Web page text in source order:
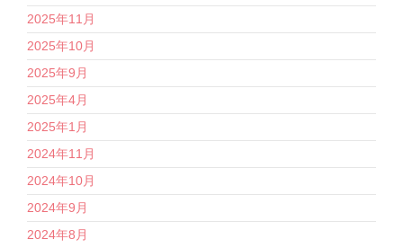
2025年11月
2025年10月
2025年9月
2025年4月
2025年1月
2024年11月
2024年10月
2024年9月
2024年8月